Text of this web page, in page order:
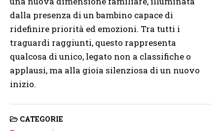
dalla presenza di un bambino capace di
ridefinire priorità ed emozioni. Tra tutti i
traguardi raggiunti, questo rappresenta
qualcosa di unico, legato non a classifiche o
applausi, ma alla gioia silenziosa di un nuovo
inizio.
CATEGORIE